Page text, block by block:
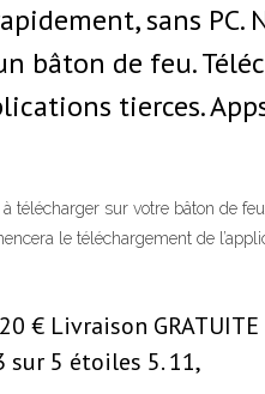
sans PC.
bâton de feu.
tierces.
télécharger sur votre bâton de
le téléchargement de
€ Livraison GRATUITE
sur 5 étoiles 5. 11,